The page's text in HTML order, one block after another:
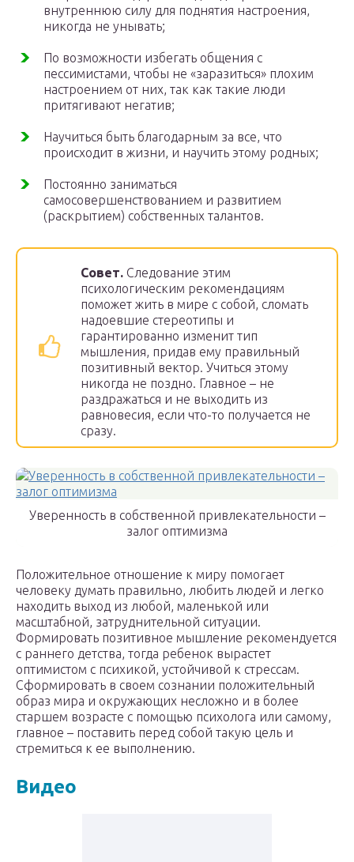
внутреннюю силу для поднятия настроения,
никогда не унывать;
По возможности избегать общения с
пессимистами, чтобы не «заразиться» плохим
настроением от них, так как такие люди
притягивают негатив;
Научиться быть благодарным за все, что
происходит в жизни, и научить этому родных;
Постоянно заниматься
самосовершенствованием и развитием
(раскрытием) собственных талантов.
Совет. Следование этим
психологическим рекомендациям
поможет жить в мире с собой, сломать
надоевшие стереотипы и
гарантированно изменит тип
мышления, придав ему правильный
позитивный вектор. Учиться этому
никогда не поздно. Главное – не
раздражаться и не выходить из
равновесия, если что-то получается не
сразу.
Уверенность в собственной привлекательности –
залог оптимизма
Положительное отношение к миру помогает
человеку думать правильно, любить людей и легко
находить выход из любой, маленькой или
масштабной, затруднительной ситуации.
Формировать позитивное мышление рекомендуется
с раннего детства, тогда ребенок вырастет
оптимистом с психикой, устойчивой к стрессам.
Сформировать в своем сознании положительный
образ мира и окружающих несложно и в более
старшем возрасте с помощью психолога или самому,
главное – поставить перед собой такую цель и
стремиться к ее выполнению.
Видео